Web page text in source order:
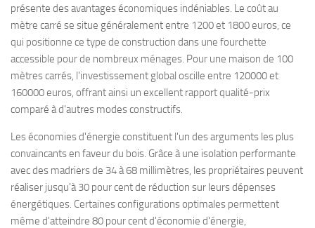
présente des avantages économiques indéniables. Le coût au
mètre carré se situe généralement entre 1200 et 1800 euros, ce
qui positionne ce type de construction dans une fourchette
accessible pour de nombreux ménages. Pour une maison de 100
mètres carrés, l'investissement global oscille entre 120000 et
160000 euros, offrant ainsi un excellent rapport qualité-prix
comparé à d'autres modes constructifs.
Les économies d'énergie constituent l'un des arguments les plus
convaincants en faveur du bois. Grâce à une isolation performante
avec des madriers de 34 à 68 millimètres, les propriétaires peuvent
réaliser jusqu'à 30 pour cent de réduction sur leurs dépenses
énergétiques. Certaines configurations optimales permettent
même d'atteindre 80 pour cent d'économie d'énergie,